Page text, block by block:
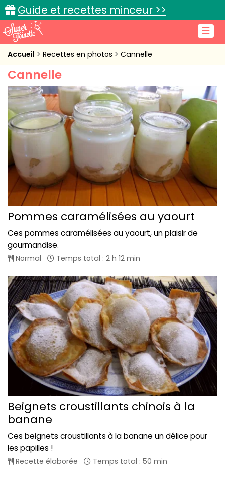
☰
Guide et recettes minceur >>
Accueil
Recettes de cuisine
Cuisine pratique
L'actu cuisine
Connexion
Accueil Recettes en photos Cannelle
Cannelle
Pommes caramélisées au yaourt
Ces pommes caramélisées au yaourt, un plaisir de
gourmandise.
Normal Temps total : 2 h 12 min
Beignets croustillants chinois à la
banane
Ces beignets croustillants à la banane un délice pour
les papilles !
Recette élaborée Temps total : 50 min